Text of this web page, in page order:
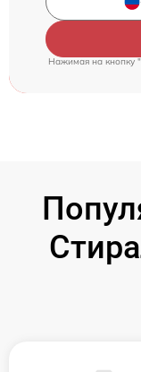
Нажимая на кнопку